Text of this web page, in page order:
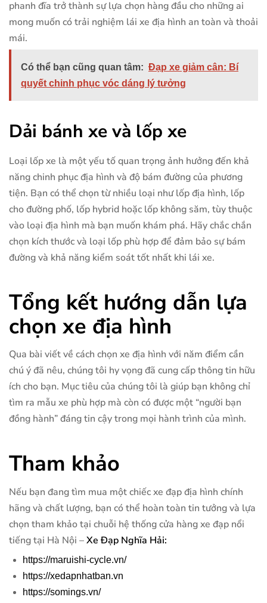
phanh đĩa trở thành sự lựa chọn hàng đầu cho những ai
mong muốn có trải nghiệm lái xe địa hình an toàn và thoải
mái.
Có thể bạn cũng quan tâm: Đạp xe giảm cân: Bí
quyết chinh phục vóc dáng lý tưởng
Dải bánh xe và lốp xe
Loại lốp xe là một yếu tố quan trọng ảnh hưởng đến khả
năng chinh phục địa hình và độ bám đường của phương
tiện. Bạn có thể chọn từ nhiều loại như lốp địa hình, lốp
cho đường phố, lốp hybrid hoặc lốp không săm, tùy thuộc
vào loại địa hình mà bạn muốn khám phá. Hãy chắc chắn
chọn kích thước và loại lốp phù hợp để đảm bảo sự bám
đường và khả năng kiểm soát tốt nhất khi lái xe.
Tổng kết hướng dẫn lựa
chọn xe địa hình
Qua bài viết về cách chọn xe địa hình với năm điểm cần
chú ý đã nêu, chúng tôi hy vọng đã cung cấp thông tin hữu
ích cho bạn. Mục tiêu của chúng tôi là giúp bạn không chỉ
tìm ra mẫu xe phù hợp mà còn có được một “người bạn
đồng hành” đáng tin cậy trong mọi hành trình của mình.
Tham khảo
Nếu bạn đang tìm mua một chiếc xe đạp địa hình chính
hãng và chất lượng, bạn có thể hoàn toàn tin tưởng và lựa
chọn tham khảo tại chuỗi hệ thống cửa hàng xe đạp nổi
tiếng tại Hà Nội –Xe Đạp Nghĩa Hải:
https://maruishi-cycle.vn/
https://xedapnhatban.vn
https://somings.vn/